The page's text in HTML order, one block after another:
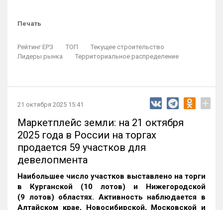
Печать
Рейтинг ЕРЗ ТОП
Текущее строительство
Лидеры рынка
Территориальное распределение
21 октября 2025 15:41 +
Маркетплейс земли: на 21 октября
2025 года в России на торгах
продается 59 участков для
девелопмента
Наибольшее число участков выставлено на торги
в Курганской (10 лотов) и Нижегородской
(9 лотов) областях. Активность наблюдается в
Алтайском крае, Новосибирской, Московской и